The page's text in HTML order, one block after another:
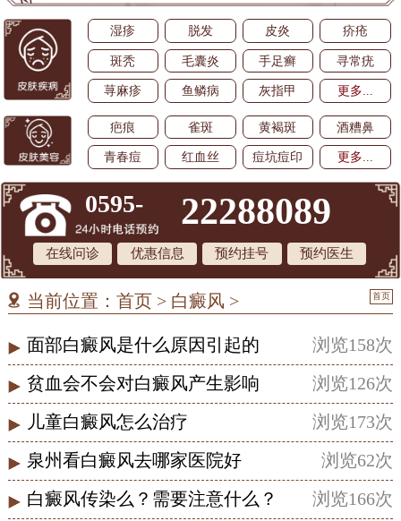
湿疹 脱发 皮炎 疥疮
斑秃 毛囊炎 手足癣 寻常疣
荨麻疹 鱼鳞病 灰指甲 更多...
疤痕 雀斑 黄褐斑 酒糟鼻
青春痘 红血丝 痘坑痘印 更多...
0595- 22288089
在线问诊 优惠信息 预约挂号 预约医生
当前位置： 首页> 白癜风 > 首页
面部白癜风是什么原因引起的 浏览158次
贫血会不会对白癜风产生影响 浏览126次
儿童白癜风怎么治疗 浏览173次
泉州看白癜风去哪家医院好 浏览62次
白癜风传染么？需要注意什么？ 浏览166次